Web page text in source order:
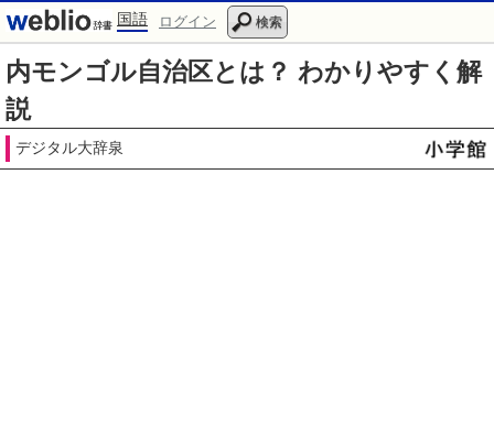
国語 ログイン 検索
内モンゴル自治区とは？ わかりやすく解
説
デジタル大辞泉